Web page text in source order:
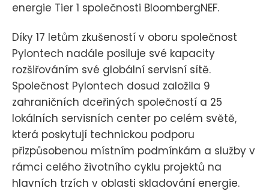
energie Tier 1 společnosti BloombergNEF.
Díky 17 letům zkušeností v oboru společnost
Pylontech nadále posiluje své kapacity
rozšiřováním své globální servisní sítě.
Společnost Pylontech dosud založila 9
zahraničních dceřiných společností a 25
lokálních servisních center po celém světě,
která poskytují technickou podporu
přizpůsobenou místním podmínkám a služby v
rámci celého životního cyklu projektů na
hlavních trzích v oblasti skladování energie.